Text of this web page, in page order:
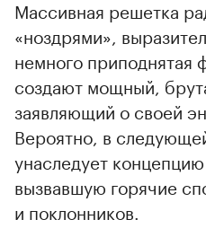
Массивная решетка
«ноздрями»,
немного приподнятая
создают мощный,
заявляющий о своей
Вероятно, в
унаследует
вызвавшую горячие
и поклонников.